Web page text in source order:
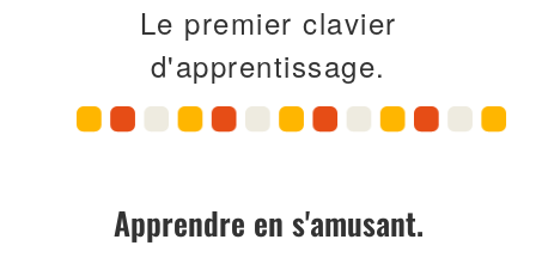
Le premier clavier
d'apprentissage.
Apprendre en s'amusant.